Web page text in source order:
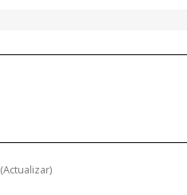
(Actualizar)